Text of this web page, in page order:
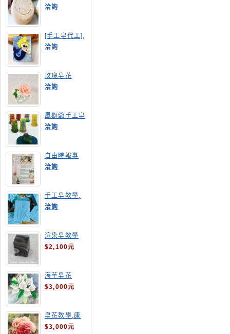
(溫潤手感皂)
洽詢
[手工皂代工],
美人魚手工皂
洽詢
玫瑰皂花
洽詢
風獅爺手工皂
洽詢
自由時報專
訪,手工皂達
人陳德昇老師
洽詢
手工皂教學,
手工皂當月課
程,渲染皂
洽詢
渲染皂教學
$2,100元
海芋皂花
$3,000元
皂花教學,康
乃馨
$3,000元